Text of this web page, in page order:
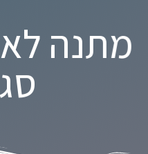
מתנה